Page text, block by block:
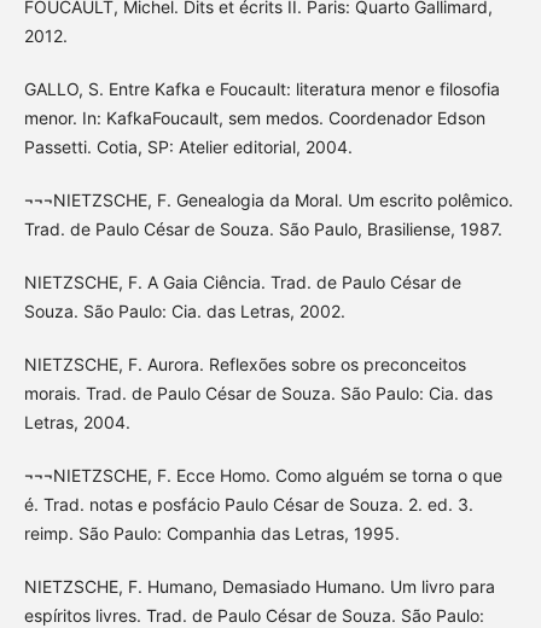
FOUCAULT, Michel. Dits et écrits II. Paris: Quarto Gallimard,
2012.
GALLO, S. Entre Kafka e Foucault: literatura menor e filosofia
menor. In: KafkaFoucault, sem medos. Coordenador Edson
Passetti. Cotia, SP: Atelier editorial, 2004.
¬¬¬NIETZSCHE, F. Genealogia da Moral. Um escrito polêmico.
Trad. de Paulo César de Souza. São Paulo, Brasiliense, 1987.
NIETZSCHE, F. A Gaia Ciência. Trad. de Paulo César de
Souza. São Paulo: Cia. das Letras, 2002.
NIETZSCHE, F. Aurora. Reflexões sobre os preconceitos
morais. Trad. de Paulo César de Souza. São Paulo: Cia. das
Letras, 2004.
¬¬¬NIETZSCHE, F. Ecce Homo. Como alguém se torna o que
é. Trad. notas e posfácio Paulo César de Souza. 2. ed. 3.
reimp. São Paulo: Companhia das Letras, 1995.
NIETZSCHE, F. Humano, Demasiado Humano. Um livro para
espíritos livres. Trad. de Paulo César de Souza. São Paulo: